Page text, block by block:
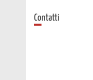
Contatti